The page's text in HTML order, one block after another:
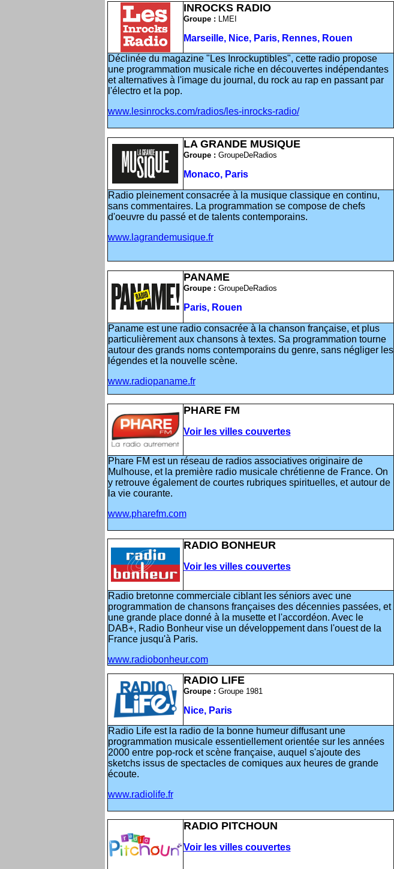
INROCKS RADIO
Groupe : LMEI
Marseille, Nice, Paris, Rennes, Rouen
Déclinée du magazine "Les Inrockuptibles", cette radio propose
une programmation musicale riche en découvertes indépendantes
et alternatives à l'image du journal, du rock au rap en passant par
l'électro et la pop.
www.lesinrocks.com/radios/les-inrocks-radio/
LA GRANDE MUSIQUE
Groupe : GroupeDeRadios
Monaco, Paris
Radio pleinement consacrée à la musique classique en continu,
sans commentaires. La programmation se compose de chefs
d'oeuvre du passé et de talents contemporains.
www.lagrandemusique.fr
PANAME
Groupe : GroupeDeRadios
Paris, Rouen
Paname est une radio consacrée à la chanson française, et plus
particulièrement aux chansons à textes. Sa programmation tourne
autour des grands noms contemporains du genre, sans négliger les
légendes et la nouvelle scène.
www.radiopaname.fr
PHARE FM
Voir les villes couvertes
Phare FM est un réseau de radios associatives originaire de
Mulhouse, et la première radio musicale chrétienne de France. On
y retrouve également de courtes rubriques spirituelles, et autour de
la vie courante.
www.pharefm.com
RADIO BONHEUR
Voir les villes couvertes
Radio bretonne commerciale ciblant les séniors avec une
programmation de chansons françaises des décennies passées, et
une grande place donné à la musette et l'accordéon. Avec le
DAB+, Radio Bonheur vise un développement dans l'ouest de la
France jusqu'à Paris.
www.radiobonheur.com
RADIO LIFE
Groupe : Groupe 1981
Nice, Paris
Radio Life est la radio de la bonne humeur diffusant une
programmation musicale essentiellement orientée sur les années
2000 entre pop-rock et scène française, auquel s'ajoute des
sketchs issus de spectacles de comiques aux heures de grande
écoute.
www.radiolife.fr
RADIO PITCHOUN
Voir les villes couvertes